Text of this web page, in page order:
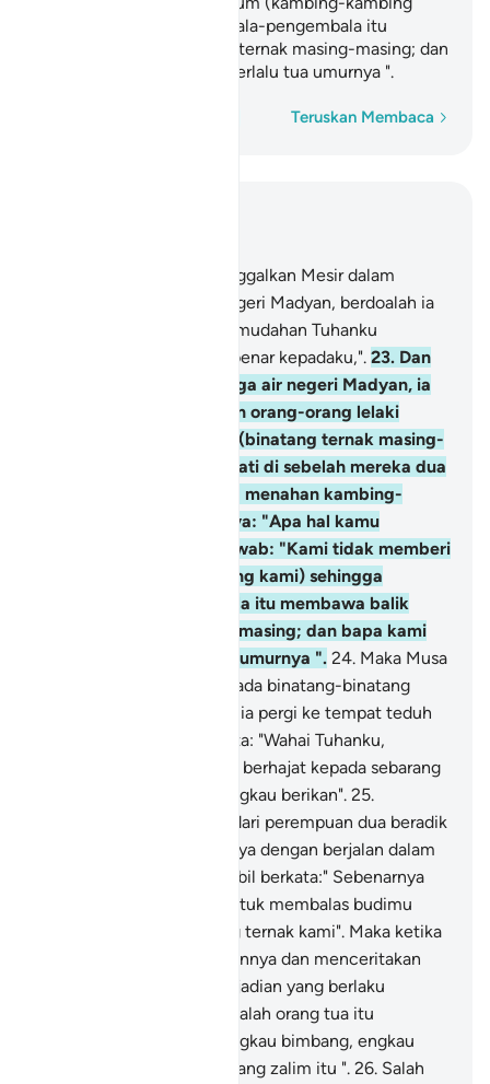
kami) sehingga pengembala-pengembala itu
membawa balik binatang ternak masing-masing; dan
bapa kami seorang yang terlalu tua umurnya ".
Teruskan Membaca
Dan setelah ia (meninggalkan Mesir dalam
perjalanan) menuju ke negeri Madyan, berdoalah ia
dengan berkata: "Mudah-mudahan Tuhanku
menunjukkan jalan yang benar kepadaku,". 23. Dan
ketika dia sampai di telaga air negeri Madyan, ia
dapati di situ sekumpulan orang-orang lelaki
sedang memberi minum (binatang ternak masing-
masing), dan ia juga dapati di sebelah mereka dua
perempuan yang sedang menahan kambing-
kambingnya. dia bertanya: "Apa hal kamu
berdua?" Mereka menjawab: "Kami tidak memberi
minum (kambing-kambing kami) sehingga
pengembala-pengembala itu membawa balik
binatang ternak masing-masing; dan bapa kami
seorang yang terlalu tua umurnya ". 24. Maka Musa
pun memberi minum kepada binatang-binatang
ternak mereka, kemudian ia pergi ke tempat teduh
lalu berdoa dengan berkata: "Wahai Tuhanku,
sesungguhnya aku sangat berhajat kepada sebarang
rezeki pemberian yang Engkau berikan". 25.
Kemudian salah seorang dari perempuan dua beradik
itu datang mendapatkannya dengan berjalan dalam
keadaan tersipu-sipu sambil berkata:" Sebenarnya
bapaku menjemputmu untuk membalas budimu
memberi minum binatang ternak kami". Maka ketika
Musa datang mendapatkannya dan menceritakan
kepadanya kisah-kisah kejadian yang berlaku
(mengenai dirinya) berkatalah orang tua itu
kepadanya: "Janganlah engkau bimbang, engkau
telah selamat dari kaum yang zalim itu ". 26. Salah